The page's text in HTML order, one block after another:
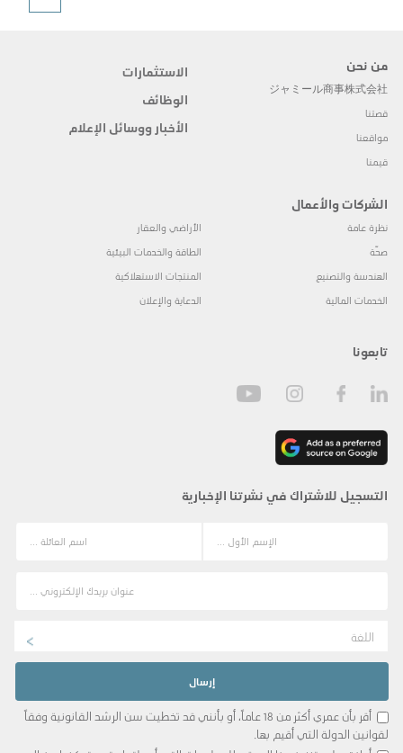
من نحن
ジャミール商事株式会社
قصتنا
مواقعنا
قيمنا
الاستثمارات
الوظائف
الأخبار ووسائل الإعلام
الشركات والأعمال
نظرة عامة
صحّة
الهندسة والتصنيع
الخدمات المالية
الأراضي والعقار
الطاقة والخدمات البيئية
المنتجات الاستهلاكية
الدعاية والإعلان
تابعونا
التسجيل للاشتراك في نشرتنا الإخبارية
اللغة
أقر بأن عمري أكثر من 18 عاماً، أو بأنني قد تخطيت سن الرشد القانونية وفقاً
لقوانين الدولة التي أقيم بها.